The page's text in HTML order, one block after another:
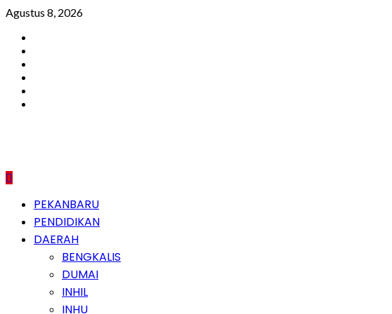
Skip
content
Agustus 8, 2026
PrimaryPEKANBARU
PENDIDIKAN
DAERAH
BENGKALIS
DUMAI
INHIL
INHU